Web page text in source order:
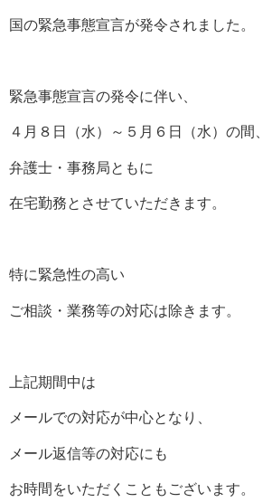
国の緊急事態宣言が発令されました。
緊急事態宣言の発令に伴い、
４月８日（水）～５月６日（水）の間、
弁護士・事務局ともに
在宅勤務とさせていただきます。
特に緊急性の高い
ご相談・業務等の対応は除きます。
上記期間中は
メールでの対応が中心となり、
メール返信等の対応にも
お時間をいただくこともございます。